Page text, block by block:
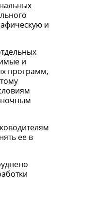
и
и
программ,
ее в